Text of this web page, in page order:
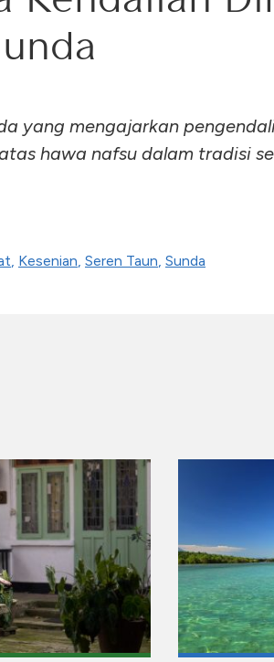
yang mengajarkan
hawa nafsu dalam tradisi
Kesenian Seren Taun Sunda